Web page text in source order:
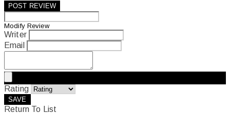
POST REVIEW
Modify Review
Writer
Email
Rating
SAVE
Return To List